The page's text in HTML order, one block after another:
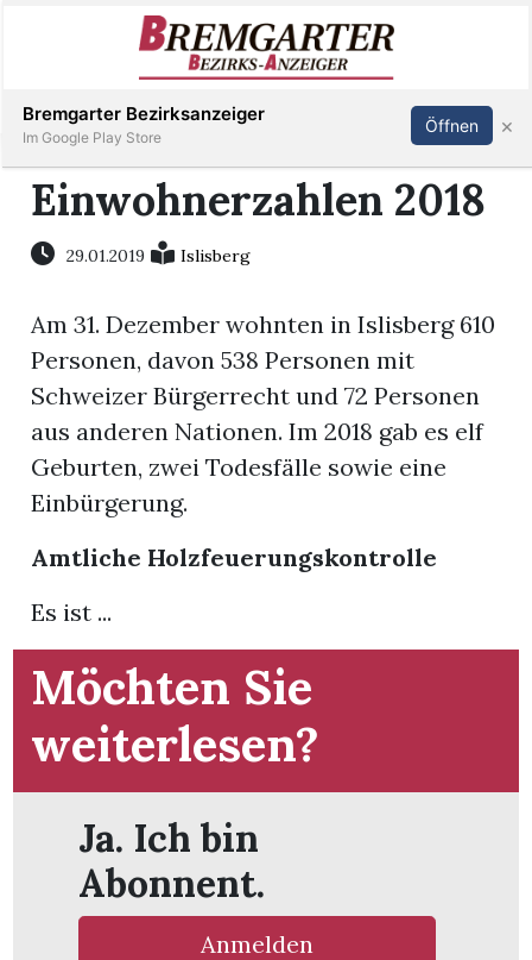
Immobilien
Stellen
E-
Paper
Inserieren Abonnieren Anmelden
Einwohnerzahlen 2018
29.01.2019 Islisberg
Am 31. Dezember wohnten in Islisberg 610
Personen, davon 538 Personen mit
Schweizer Bürgerrecht und 72 Personen
aus anderen Nationen. Im 2018 gab es elf
Geburten, zwei Todesfälle sowie eine
Einbürgerung.
Amtliche Holzfeuerungskontrolle
Es ist ...
Möchten Sie
weiterlesen?
Ja. Ich bin
Abonnent.
Anmelden
Bremgarter Bezirksanzeiger
Im Google Play Store
Öffnen ×